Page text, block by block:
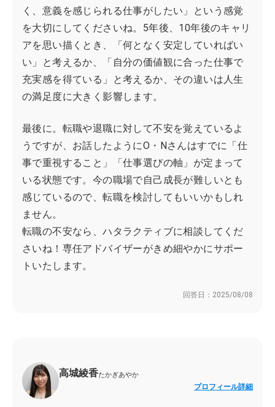
く、意義を感じられる仕事がしたい」という感覚
を大切にしてくださいね。5年後、10年後のキャリ
アを思い描くとき、「何となく安定していればい
い」と考えるか、「自分の価値観に合った仕事で
充実感を得ている」と考えるか、その違いは人生
の満足度に大きく影響します。
最後に。転職や退職に対して不安を覚えているよ
うですが、お話したようにO・Nさんはすでに「仕
事で重視すること」「仕事選びの軸」が定まって
いる状態です。今の職場で自己成長が難しいとも
感じているので、転職を検討してもいいかもしれ
ません。
転職の不安なら、ハタラクティブに相談してくだ
さいね！専任アドバイザーがきめ細やかにサポー
トいたします。
回答日： 2025/08/08
高城綾香たかぎあやか
プロフィール詳細